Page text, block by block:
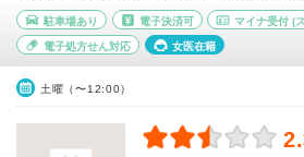
駐車場あり 電子決済可 マイナ受付 (
電子処方せん対応 女医在籍
土曜（〜12:00）